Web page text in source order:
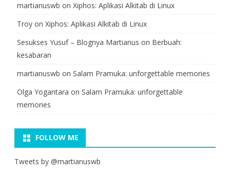
martianuswb on Xiphos: Aplikasi Alkitab di Linux
Troy on Xiphos: Aplikasi Alkitab di Linux
Sesukses Yusuf – Blognya Martianus on Berbuah:
kesabaran
martianuswb on Salam Pramuka: unforgettable memories
Olga Yogantara on Salam Pramuka: unforgettable
memories
FOLLOW ME
Tweets by @martianuswb